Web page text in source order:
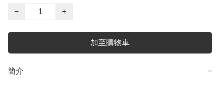
−
+
加至購物車
簡介 −